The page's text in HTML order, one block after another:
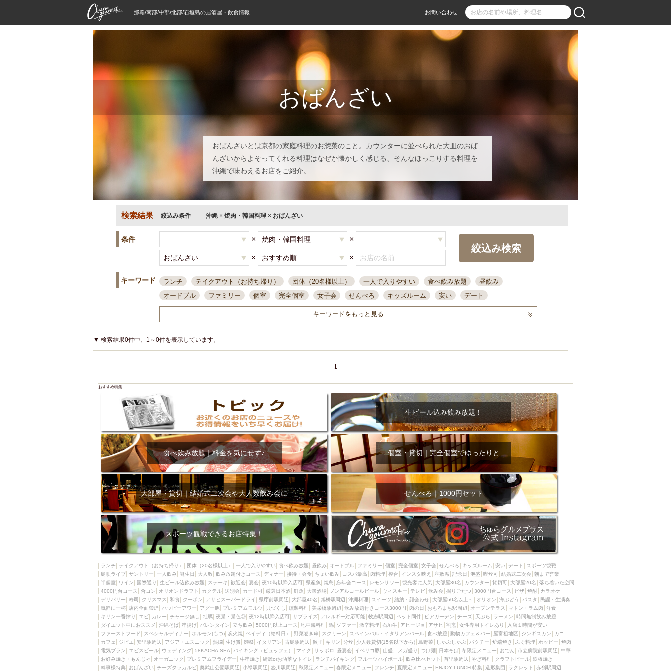
那覇/南部/中部/北部/石垣島の居酒屋・飲食情報 お問い合わせ
おばんざい
おばんざいとは京都の家庭料理のお惣菜のこと。カウンターに並べられた大皿のおば
んざいからよそってくれる料理はなぜか懐かしく感じる、そんなほっこりする料理を
沖縄で味わえるお店をご紹介。
検索結果 絞込み条件 沖縄 × 焼肉・韓国料理 × おばんざい
条件 × ×
× ×
絞込み検索
キーワード ランチ テイクアウト（お持ち帰り） 団体（20名様以上） 一人で入りやすい 食べ飲み放題
昼飲み
オードブル
ファミリー 個室 完全個室 女子会 せんべろ キッズルーム 安い
デート
一人飲み 誕生日 大人数
接待・会食
ちょい飲み コスパ最高 肉料理 模合 インスタ映え 座敷席 記念日 泡盛
喫煙可
結婚式二次会
夜10時以降入店可
県産魚 焼鳥 忘年会コース レモンサワー 観光客に人気 大部屋30名
カウンター
4000円台コース
デリバリー 寿司 クリスマス 和食
クーポン
アサヒスーパードライ
県庁前駅周辺 旭橋駅周辺 沖縄料理 スイーツ
結納・顔会わせ
大部屋50名以上～
オリオン 海ぶどう 民謡・生演奏 気軽に一杯
店内全面禁煙
ハッピーアワー
アグー豚 プレミアムモルツ 貝づくし 燻製料理
美栄橋駅周辺
飲み放題付きコース3000円
肉の日 おもろまち駅周辺 オープンテラス マトン・ラム肉
洋食
キリン一番搾り
エビ カレー チャージ無し 牡蠣 夜景・景色◎ 夜12時以降入店可
サプライズ
アレルギー対応可能
牧志駅周辺 ペット同伴 ビアガーデン 天ぷら
時間無制飲み放題
ダイエット中におススメ
沖縄そば 串揚げ バレンタイン 立ち飲み 5000円以上コース 地中海料理
鍋
ソファー
激辛料理 石垣牛 アヒージョ アサヒ 割烹 女性専用トイレあり
入店１時間が安い
ファーストフード
スペシャルディナー ホルモン(もつ) 炭火焼 ペイディ（給料日）
野菜巻き串
スクリーン
スペインバル・イタリアンバール 食べ放題 動物カフェ＆バー 屋富祖地区
ジンギスカン
カニ
カフェ ジビエ 安里駅周辺 アジア・エスニック 熱燗 生け簀 獺祭 イタリアン
古島駅周辺
分煙 少人数貸切(15名以下から) しゃぶしゃぶ パクチー 炉端焼き
ふぐ料理
ホッピー
焼肉 電気ブラン エビスビール ウェディング 58KACHA-SEA
バイキング（ビュッフェ）
マイク
サッポロ 昼宴会 イベリコ豚 山盛、メガ盛り つけ麺 日本そば 冬限定メニュー
おでん
市立病院前駅周辺
中華 お好み焼き・もんじゃ オーガニック プレミアムフライデー
牛串焼き
綺麗orお洒落なトイレ
ランチバイキング フルーツハイボール 飲み比べセット 首里駅周辺
やぎ料理
クラフトビール
鉄板焼き 幹事様特典 おばんざい チーズタッカルビ 奥武山公園駅周辺
小禄駅周辺
壺川駅周辺
秋限定メニュー 春限定メニュー フレンチ 夏限定メニュー ENJOY LUNCH 特集
造形集団
ラクレット
赤嶺駅周辺 シードル 那覇空港駅周辺 儀保駅周辺
キーワードをもっと見る
▼ 検索結果0件中、1～0件を表示しています。
1
おすすめ特集
生ビール込み飲み放題！
食べ飲み放題｜料金を気にせず♪ 個室・貸切｜完全個室でゆったりと
大部屋・貸切｜結婚式二次会や大人数飲み会に せんべろ｜1000円セット
スポーツ観戦できるお店特集！
ランチ テイクアウト（お持ち帰り） 団体（20名様以上） 一人で入りやすい 食べ飲み放題 昼飲み オードブル ファミリー 個室 完全個室 女子会 せんべろ キッズルーム 安い デート
スポーツ観戦
島唄ライブ サントリー 一人飲み 誕生日 大人数 飲み放題付きコース ディナー 接待・会食 ちょい飲み コスパ最高 肉料理 模合 インスタ映え 座敷席 記念日 泡盛 喫煙可 結婚式二次会 朝まで営業
半個室
ワイン 国際通り 生ビール込飲み放題 ステーキ 歓迎会 宴会 夜10時以降入店可 県産魚 焼鳥 忘年会コース レモンサワー 観光客に人気 大部屋30名 カウンター 貸切可 大部屋20名
落ち着いた空間
4000円台コース
合コン オリオンドラフト カクテル 送別会 カード可 厳選日本酒 鮮魚 大衆酒場 ノンアルコールビール ウィスキー テレビ 飲み会 掘りごたつ 3000円台コース ピザ 焼酎
カラオケ
デリバリー
寿司 クリスマス 和食 クーポン アサヒスーパードライ 県庁前駅周辺 大部屋40名 旭橋駅周辺 沖縄料理 スイーツ 結納・顔会わせ 大部屋50名以上～ オリオン 海ぶどう パスタ
民謡・生演奏
気軽に一杯
店内全面禁煙 ハッピーアワー アグー豚 プレミアムモルツ 貝づくし 燻製料理 美栄橋駅周辺 飲み放題付きコース3000円 肉の日 おもろまち駅周辺 オープンテラス マトン・ラム肉
洋食
キリン一番搾り
エビ カレー チャージ無し 牡蠣 夜景・景色◎ 夜12時以降入店可 サプライズ アレルギー対応可能 牧志駅周辺 ペット同伴 ビアガーデン チーズ 天ぷら ラーメン
時間無制飲み放題
ダイエット中におススメ
沖縄そば 串揚げ バレンタイン 立ち飲み 5000円以上コース 地中海料理 鍋 ソファー 激辛料理 石垣牛 アヒージョ アサヒ 割烹 女性専用トイレあり
入店１時間が安い
ファーストフード
スペシャルディナー ホルモン(もつ) 炭火焼 ペイディ（給料日） 野菜巻き串 スクリーン スペインバル・イタリアンバール 食べ放題 動物カフェ＆バー 屋富祖地区 ジンギスカン
カニ
カフェ
ジビエ 安里駅周辺 アジア・エスニック 熱燗 生け簀 獺祭 イタリアン 古島駅周辺 餃子 キリン 分煙 少人数貸切(15名以下から) 島野菜 しゃぶしゃぶ パクチー 炉端焼き ふぐ料理 ホッピー
焼肉
電気ブラン
エビスビール ウェディング 58KACHA-SEA バイキング（ビュッフェ） マイク サッポロ 昼宴会 イベリコ豚 山盛、メガ盛り つけ麺 日本そば 冬限定メニュー おでん 市立病院前駅周辺
中華
お好み焼き・もんじゃ
オーガニック プレミアムフライデー 牛串焼き 綺麗orお洒落なトイレ ランチバイキング フルーツハイボール 飲み比べセット 首里駅周辺 やぎ料理 クラフトビール 鉄板焼き
幹事様特典
おばんざい チーズタッカルビ 奥武山公園駅周辺 小禄駅周辺 壺川駅周辺 秋限定メニュー 春限定メニュー フレンチ 夏限定メニュー ENJOY LUNCH 特集 造形集団 ラクレット 赤嶺駅周辺